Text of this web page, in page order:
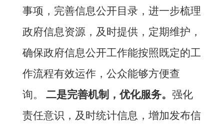
事项，完善信息公开目录 ，进一步梳理
政府信息资源 ，及时提供，定期维护，
确保政府信息公开工作能按照既定的工
作流程有效运作，公众能够方便查
询。
二是完善机制，优化服务。 强化
责任意识，及时统计信息，增加发布信